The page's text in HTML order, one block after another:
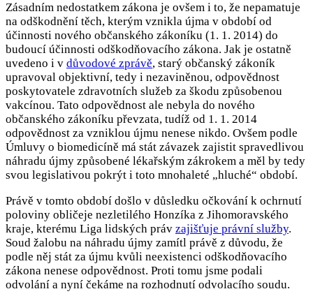
Zásadním nedostatkem zákona je ovšem i to, že nepamatuje
na odškodnění těch, kterým vznikla újma v období od
účinnosti nového občanského zákoníku (1. 1. 2014) do
budoucí účinnosti odškodňovacího zákona. Jak je ostatně
uvedeno i v důvodové zprávě, starý občanský zákoník
upravoval objektivní, tedy i nezaviněnou, odpovědnost
poskytovatele zdravotních služeb za škodu způsobenou
vakcínou. Tato odpovědnost ale nebyla do nového
občanského zákoníku převzata, tudíž od 1. 1. 2014
odpovědnost za vzniklou újmu nenese nikdo. Ovšem podle
Úmluvy o biomedicíně má stát závazek zajistit spravedlivou
náhradu újmy způsobené lékařským zákrokem a měl by tedy
svou legislativou pokrýt i toto mnohaleté „hluché“ období.
Právě v tomto období došlo v důsledku očkování k ochrnutí
poloviny obličeje nezletilého Honzíka z Jihomoravského
kraje, kterému Liga lidských práv zajišťuje právní služby.
Soud žalobu na náhradu újmy zamítl právě z důvodu, že
podle něj stát za újmu kvůli neexistenci odškodňovacího
zákona nenese odpovědnost. Proti tomu jsme podali
odvolání a nyní čekáme na rozhodnutí odvolacího soudu.